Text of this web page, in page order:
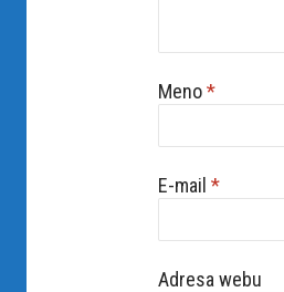
Meno*
E-mail *
Adresa webu